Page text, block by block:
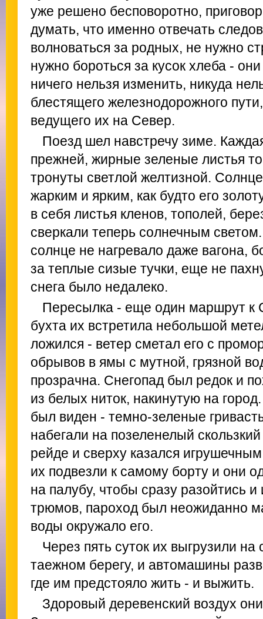
уже решено бесповоротно,
думать, что именно отвечать
волноваться за родных, не нужно
нужно бороться за кусок хлеба -
ничего нельзя изменить, никуда
блестящего железнодорожного
ведущего их на Север.
Поезд шел навстречу зиме.
прежней, жирные зеленые листья
тронуты светлой желтизной.
жарким и ярким, как будто его
в себя листья кленов, тополей,
сверкали теперь солнечным
солнце не нагревало даже вагона,
за теплые сизые тучки, еще не
снега было недалеко.
Пересылка - еще один маршрут к
бухта их встретила небольшой
ложился - ветер сметал его с
обрывов в ямы с мутной, грязной
прозрачна. Снегопад был редок и
из белых ниток, накинутую на
был виден - темно-зеленые
набегали на позеленелый
рейде и сверху казался
их подвезли к самому борту и они
на палубу, чтобы сразу разойтись и
трюмов, пароход был неожиданно
воды окружало его.
Через пять суток их выгрузили
таежном берегу, и автомашины
где им предстояло жить - и выжить.
Здоровый деревенский воздух